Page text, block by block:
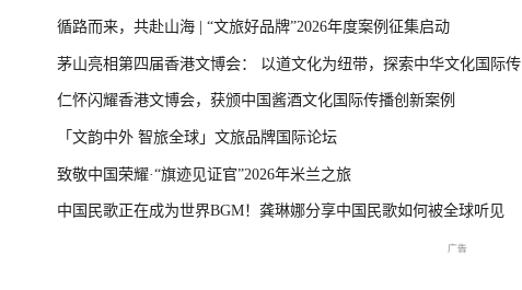
循路而来，共赴山海 | “文旅好品牌”2026年度案例征集启动
茅山亮相第四届香港文博会： 以道文化为纽带，探索中华文化国际传
播新表达
仁怀闪耀香港文博会，获颁中国酱酒文化国际传播创新案例
「文韵中外 智旅全球」文旅品牌国际论坛
致敬中国荣耀·“旗迹见证官”2026年米兰之旅
中国民歌正在成为世界BGM！龚琳娜分享中国民歌如何被全球听见